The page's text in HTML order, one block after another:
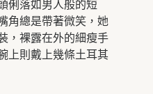
俐落如男人般的短
角總是帶著微笑，她
，裸露在外的細瘦手
上則戴上幾條土耳其